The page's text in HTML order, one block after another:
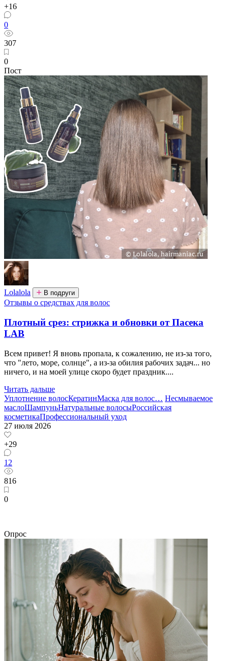
+16
0
307
0
Пост
Lolalola В подруги
Отзывы о средствах для волос
Плотный срез: стрижка и обновки от Пасека
LAB
Всем привет! Я вновь пропала, к сожалению, не из-за того,
что "лето, море, солнце", а из-за обилия рабочих задач... но
ничего, и на моей улице скоро будет праздник....
Читать дальше
Уплотнение волосКератинМаска для волос… Несмываемое
маслоШампуньНатуральные волосыРоссийская
косметикаПрофессиональный уход
27 июля 2026
+29
12
816
0
Опрос